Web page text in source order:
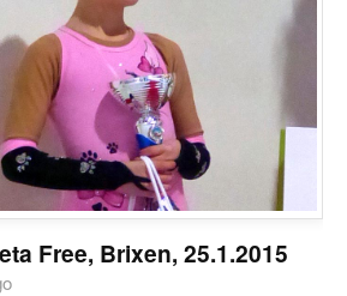
Free, Brixen, 25.1.2015